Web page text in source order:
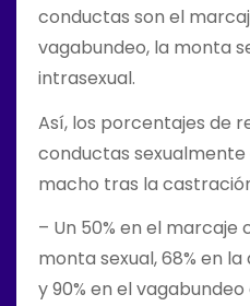
conductas son el
vagabundeo, la monta
intrasexual.
Así, los porcentajes de
conductas
macho tras la
– Un 50% en el marcaje
monta sexual, 68% en
y 90% en el